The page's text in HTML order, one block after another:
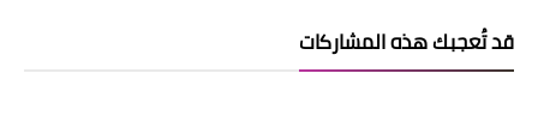
قد تُعجبك هذه المشاركات